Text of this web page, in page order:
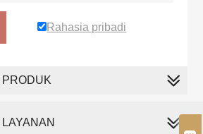
Rahasia pribadi